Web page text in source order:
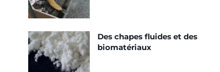
Des chapes fluides et des
biomatériaux